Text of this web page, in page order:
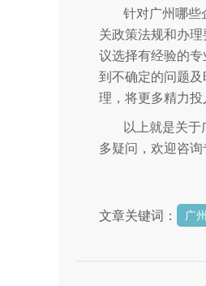
针对广州哪些
关政策法规和办
议选择有经验的
到不确定的问题
理，将更多精力投
以上就是关
多疑问，欢迎咨询
文章关键词： 广